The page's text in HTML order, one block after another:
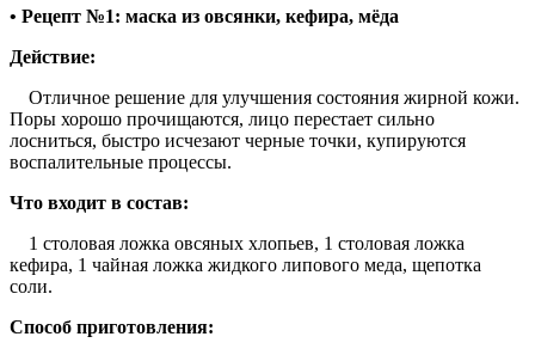
• Рецепт №1: маска из овсянки, кефира, мёда
Действие:
Отличное решение для улучшения состояния жирной кожи.
Поры хорошо прочищаются, лицо перестает сильно
лосниться, быстро исчезают черные точки, купируются
воспалительные процессы.
Что входит в состав:
1 столовая ложка овсяных хлопьев, 1 столовая ложка
кефира, 1 чайная ложка жидкого липового меда, щепотка
соли.
Способ приготовления: